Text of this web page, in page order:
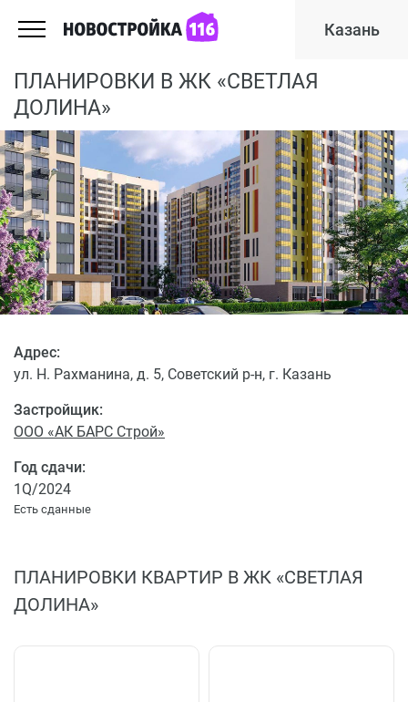
Казань
ПЛАНИРОВКИ В ЖК «СВЕТЛАЯ
ДОЛИНА»
Застройщик:
ООО «АК БАРС Строй»
Адрес:
ул. Н. Рахманина, д. 5, Советский р-н, г. Казань
Год сдачи:
1Q/2024
Есть сданные
ПЛАНИРОВКИ КВАРТИР В ЖК «СВЕТЛАЯ
ДОЛИНА»